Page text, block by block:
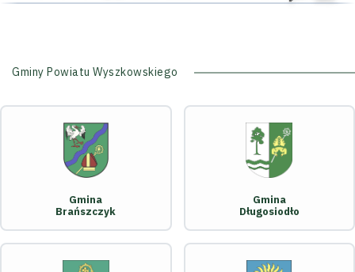
Gminy Powiatu Wyszkowskiego
Gmina
Brańszczyk
Gmina
Długosiodło